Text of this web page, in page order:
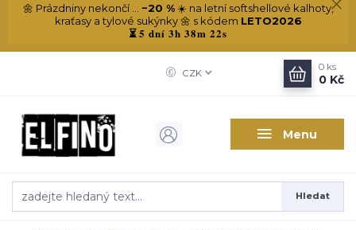
🌼 Prázdniny nekončí ... −20 %☀️ na letní softshellové kalhoty,
kraťasy a tylové sukýnky 🌼 s kódem LETO2026
⏳5 dní 3h 38m 22s
Menu
CZK
Hledat
0 ks
0 Kč